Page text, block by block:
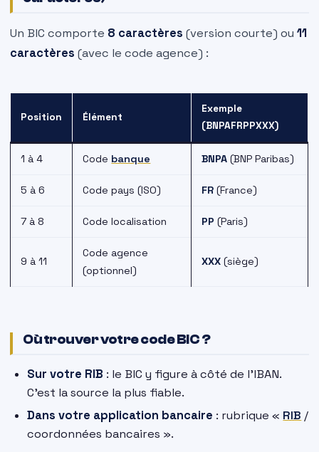
Un BIC comporte 8 caractères (version courte) ou11
caractères (avec le code agence) :
Position Élément
Exemple
(BNPAFRPPXXX)
1 à 4 Code banque BNPA (BNP Paribas)
5 à 6 Code pays (ISO) FR (France)
7 à 8 Code localisation PP (Paris)
9 à 11
Code agence
(optionnel)
XXX (siège)
Où trouver votre code BIC ?
Sur votre RIB : le BIC y figure à côté de l’IBAN.
C’est la source la plus fiable.
Dans votre application bancaire : rubrique « RIB /
coordonnées bancaires ».